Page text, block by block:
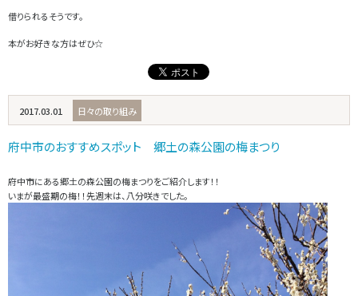
借りられるそうです。
本がお好きな方はぜひ☆
2017.03.01 日々の取り組み
府中市のおすすめスポット 郷土の森公園の梅まつり
府中市にある郷土の森公園の梅まつりをご紹介します！！
いまが最盛期の梅！！先週末は、八分咲きでした。